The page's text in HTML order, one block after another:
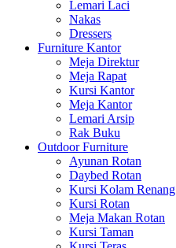
Lemari Laci
Nakas
Dressers
Furniture Kantor
Meja Direktur
Meja Rapat
Kursi Kantor
Meja Kantor
Lemari Arsip
Rak Buku
Outdoor Furniture
Ayunan Rotan
Daybed Rotan
Kursi Kolam Renang
Kursi Rotan
Meja Makan Rotan
Kursi Taman